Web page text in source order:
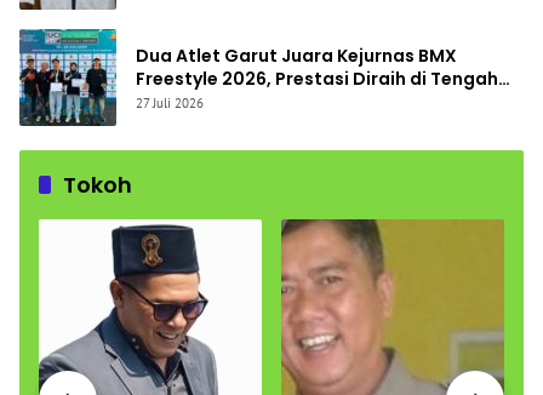
Dua Atlet Garut Juara Kejurnas BMX
Freestyle 2026, Prestasi Diraih di Tengah
Keterbatasan Fasilitas
27 Juli 2026
Tokoh